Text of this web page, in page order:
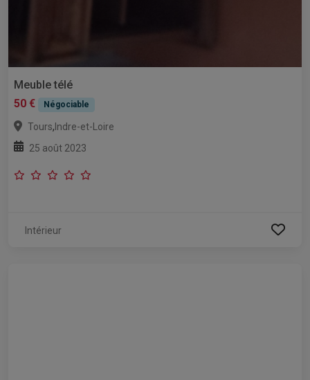
Meuble télé
50 €
Négociable
Tours,Indre-et-Loire
25 août 2023
Intérieur